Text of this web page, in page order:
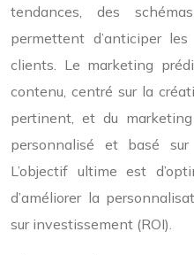
tendances, des
permettent d’anticiper
clients. Le marketing
contenu, centré sur la
pertinent, et du
personnalisé et basé
L’objectif ultime est
d’améliorer la
sur investissement (ROI).